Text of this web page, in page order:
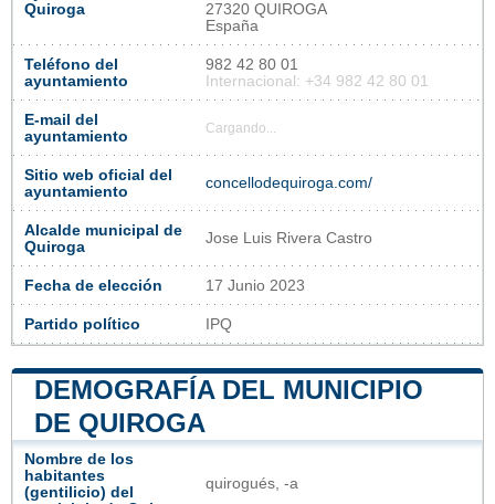
Quiroga
27320 QUIROGA
España
Teléfono del
ayuntamiento
982 42 80 01
Internacional: +34 982 42 80 01
E-mail del
ayuntamiento
Cargando...
Sitio web oficial del
ayuntamiento
concellodequiroga.com/
Alcalde municipal de
Quiroga
Jose Luis Rivera Castro
Fecha de elección 17 Junio 2023
Partido político IPQ
DEMOGRAFÍA DEL MUNICIPIO
DE QUIROGA
Nombre de los
habitantes
(gentilicio) del
quirogués, -a